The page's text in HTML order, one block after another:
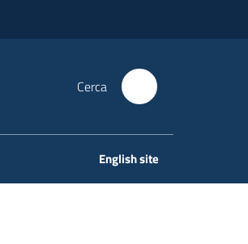
Cerca
English site